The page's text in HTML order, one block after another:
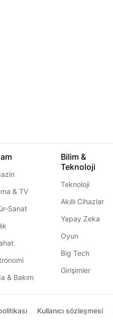
& TV
Sanat
& Bakım
Bilim &
Teknoloji
Teknoloji
Akıllı Cihazlar
Yapay Zeka
Oyun
Big Tech
Girişimler
Kullanıcı sözleşmesi